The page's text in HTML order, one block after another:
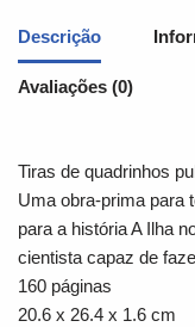
Descrição
Avaliações (0)
Tiras de quadrinhos
Uma obra-prima para
para a história A Ilha
cientista capaz de
160 páginas
20.6 x 26.4 x 1.6 cm